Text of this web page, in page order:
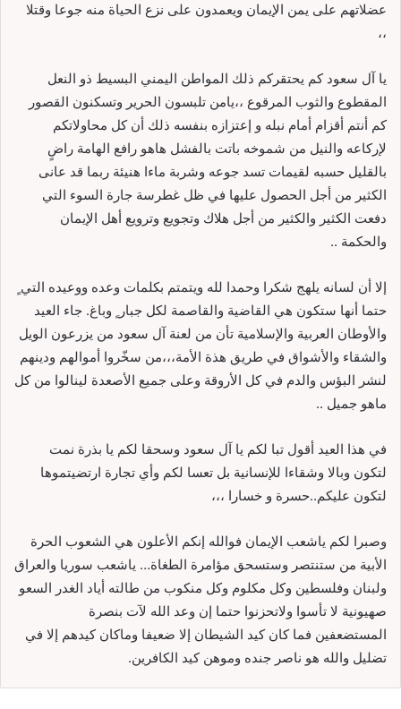
عضلاتهم على يمن الإيمان ويعمدون على نزع الحياة منه جوعا وقتلا
،،
يا آل سعود كم يحتقركم ذلك المواطن اليمني البسيط ذو النعل
المقطوع والثوب المرقوع ،،يامن تلبسون الحرير وتسكنون القصور
كم أنتم أقزام أمام نبله و إعتزازه بنفسه ذلك أن كل محاولاتكم
لإركاعه والنيل من شموخه باتت بالفشل هاهو رافع الهامة راضٍ
بالقليل حسبه لقيمات تسد جوعه وشربة ماءا هنيئة ربما قد عانى
الكثير من أجل الحصول عليها في ظل غطرسة جارة السوء التي
دفعت الكثير والكثير من أجل هلاك وتجويع وترويع أهل الإيمان
والحكمة ..
إلا أن لسانه يلهج شكرا وحمدا لله ويتمتم بكلمات وعده ووعيده التي ٍ
حتما أنها ستكون هي القاضية والقاصمة لكل جبار ٍ وباغ. جاء العيد
والأوطان العربية والإسلامية تأن من لعنة آل سعود من يزرعون الويل
والشقاء والأشواق في طريق هذة الأمة،،،من سخّروا أموالهم ودينهم
لنشر البؤس والدم في كل الأروقة وعلى جميع الأصعدة لينالوا من كل
ماهو جميل ..
في هذا العيد أقول تبا لكم يا آل سعود وسحقا لكم يا بذرة نمت
لتكون وبالا وشقاءا للإنسانية بل تعسا لكم وأي تجارة ارتضيتموها
لتكون عليكم..حسرة و خسارا ،،،
وصبرا لكم ياشعب الإيمان فوالله إنكم الأعلون هي الشعوب الحرة
الأبية من ستنتصر وستسحق مؤامرة الطغاة… ياشعب سوريا والعراق
ولبنان وفلسطين وكل مكلوم وكل منكوب من طالته أياد الغدر السعو
صهيونية لا تأسوا ولاتحزنوا حتما إن وعد الله لآت بنصرة
المستضعفين فما كان كيد الشيطان إلا ضعيفا وماكان كيدهم إلا في
تضليل والله هو ناصر جنده وموهن كيد الكافرين.